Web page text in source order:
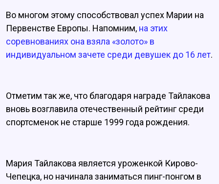
Во многом этому способствовал успех Марии на
Первенстве Европы. Напомним, на этих
соревнованиях она взяла «золото» в
индивидуальном зачете среди девушек до 16 лет.
Отметим так же, что благодаря награде Тайлакова
вновь возглавила отечественный рейтинг среди
спортсменок не старше 1999 года рождения.
Мария Тайлакова является уроженкой Кирово-
Чепецка, но начинала заниматься пинг-понгом в